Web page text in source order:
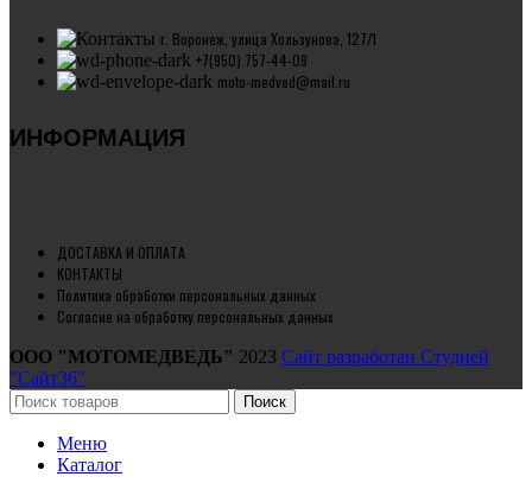
г. Воронеж, улица Хользунова, 127/1
+7(950) 757-44-09
moto-medved@mail.ru
ИНФОРМАЦИЯ
ДОСТАВКА И ОПЛАТА
КОНТАКТЫ
Политика обработки персональных данных
Согласие на обработку персональных данных
ООО "МОТОМЕДВЕДЬ" 2023 Сайт разработан Студией
"Сайт36"
Поиск
Меню
Каталог